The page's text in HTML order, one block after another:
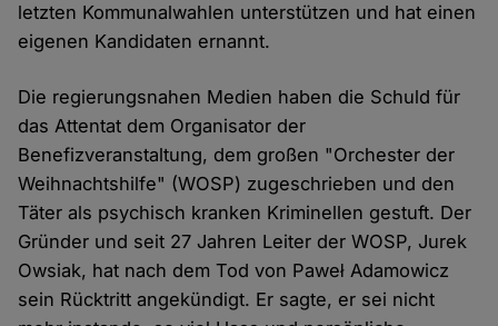
letzten Kommunalwahlen unterstützen und hat einen
eigenen Kandidaten ernannt.
Die regierungsnahen Medien haben die Schuld für
das Attentat dem Organisator der
Benefizveranstaltung, dem großen "Orchester der
Weihnachtshilfe" (WOSP) zugeschrieben und den
Täter als psychisch kranken Kriminellen gestuft. Der
Gründer und seit 27 Jahren Leiter der WOSP, Jurek
Owsiak, hat nach dem Tod von Paweł Adamowicz
sein Rücktritt angekündigt. Er sagte, er sei nicht